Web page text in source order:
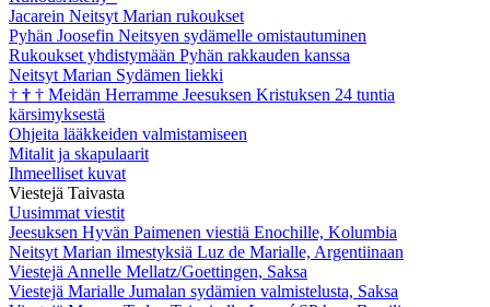
Jacarein Neitsyt Marian rukoukset
Pyhän Joosefin Neitsyen sydämelle omistautuminen
Rukoukset yhdistymään Pyhän rakkauden kanssa
Neitsyt Marian Sydämen liekki
† † † Meidän Herramme Jeesuksen Kristuksen 24 tuntia
kärsimyksestä
Ohjeita lääkkeiden valmistamiseen
Mitalit ja skapulaarit
Ihmeelliset kuvat
Viestejä Taivasta
Uusimmat viestit
Jeesuksen Hyvän Paimenen viestiä Enochille, Kolumbia
Neitsyt Marian ilmestyksiä Luz de Marialle, Argentiinaan
Viestejä Annelle Mellatz/Goettingen, Saksa
Viestejä Marialle Jumalan sydämien valmistelusta, Saksa